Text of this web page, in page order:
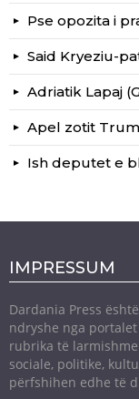
Pse opozita i
Said Kryeziu-
Adriatik Lapaj
Apel zotit
Ish deputet e
IMPRESSUM
Dardania Press
ndryshe nga
rubrika të
sociale, politike,
përfshihen edhe të